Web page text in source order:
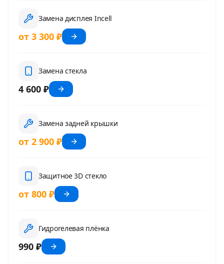
Замена дисплея Incell
от 3 300 ₽
Замена стекла
4 600 ₽
Замена задней крышки
от 2 900 ₽
Защитное 3D стекло
от 800 ₽
Гидрогелевая плёнка
990 ₽